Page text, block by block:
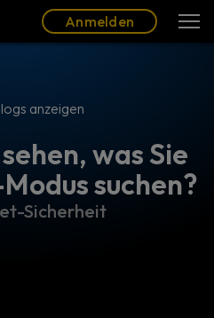
Anmelden
anzeigen
was Sie
suchen?
Sicherheit